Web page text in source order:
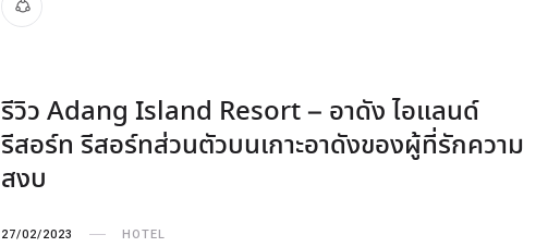
รีวิว Adang Island Resort – อาดัง ไอแลนด์
รีสอร์ท รีสอร์ทส่วนตัวบนเกาะอาดังของผู้ที่รักความ
สงบ
27/02/2023 HOTEL